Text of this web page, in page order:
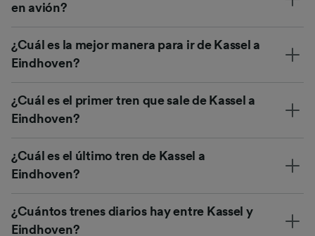
en avión?
¿Cuál es la mejor manera para ir de Kassel a
Eindhoven?
¿Cuál es el primer tren que sale de Kassel a
Eindhoven?
¿Cuál es el último tren de Kassel a
Eindhoven?
¿Cuántos trenes diarios hay entre Kassel y
Eindhoven?